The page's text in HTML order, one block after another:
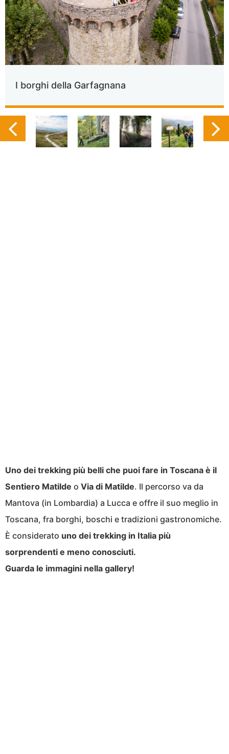
I borghi della Garfagnana
Uno dei trekking più belli che puoi fare in Toscana è il
Sentiero Matilde o Via di Matilde. Il percorso va da
Mantova (in Lombardia) a Lucca e offre il suo meglio in
Toscana, fra borghi, boschi e tradizioni gastronomiche.
È considerato uno dei trekking in Italia più
sorprendenti e meno conosciuti.
Guarda le immagini nella gallery!